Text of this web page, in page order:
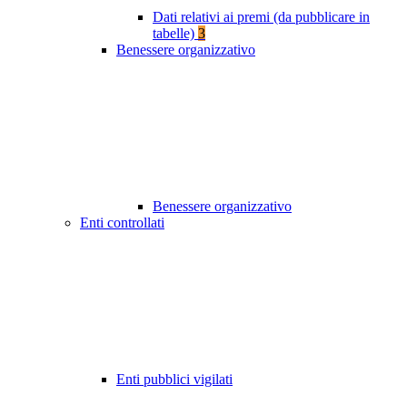
Dati relativi ai premi (da pubblicare in
tabelle) 3
Benessere organizzativo
Benessere organizzativo
Enti controllati
Enti pubblici vigilati